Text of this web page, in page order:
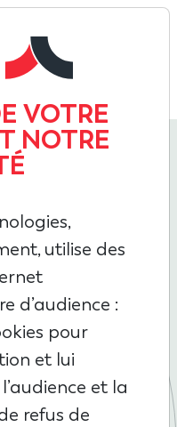
ET
VOTRE
NOTRE
utilise des
d’audience :
pour
et lui
et la
refus de